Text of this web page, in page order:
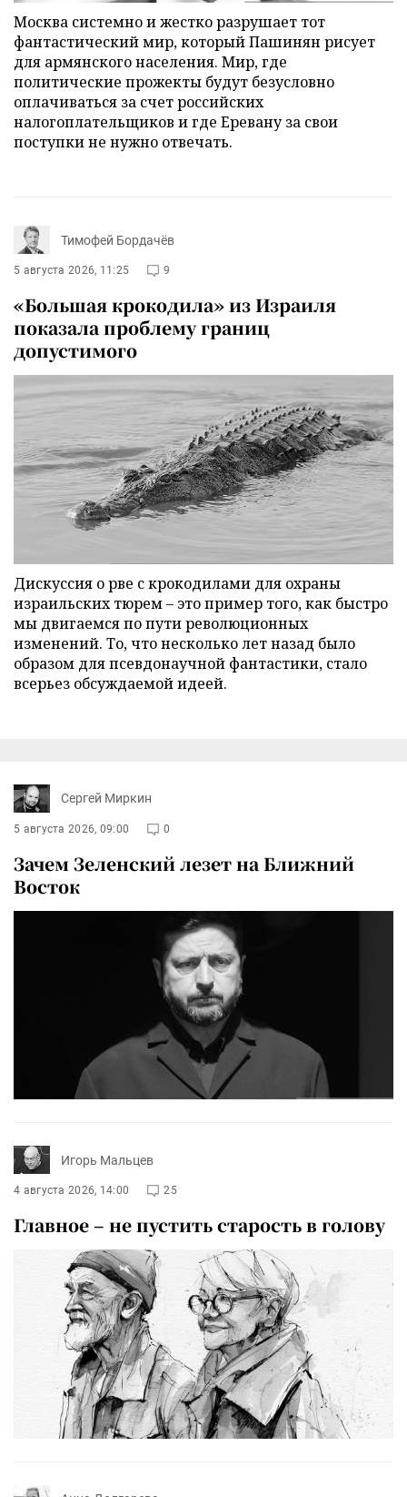
Москва системно и жестко разрушает тот
фантастический мир, который Пашинян рисует
для армянского населения. Мир, где
политические прожекты будут безусловно
оплачиваться за счет российских
налогоплательщиков и где Еревану за свои
поступки не нужно отвечать.
Тимофей Бордачёв
5 августа 2026, 11:25 9
«Большая крокодила» из Израиля
показала проблему границ
допустимого
Дискуссия о рве с крокодилами для охраны
израильских тюрем – это пример того, как быстро
мы двигаемся по пути революционных
изменений. То, что несколько лет назад было
образом для псевдонаучной фантастики, стало
всерьез обсуждаемой идеей.
Сергей Миркин
5 августа 2026, 09:00 0
Зачем Зеленский лезет на Ближний
Восток
Игорь Мальцев
4 августа 2026, 14:00 25
Главное – не пустить старость в голову